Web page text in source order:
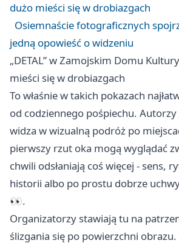
dużo mieści się w drobiazgach
Osiemnaście fotograficznych
jedną opowieść o widzeniu
„DETAL” w Zamojskim Domu
mieści się w drobiazgach
To właśnie w takich pokazach
od codziennego pośpiechu. Autorzy
widza w wizualną podróż po
pierwszy rzut oka mogą wyglądać
chwili odsłaniają coś więcej - sens,
historii albo po prostu dobrze
👀.
Organizatorzy stawiają tu na
ślizgania się po powierzchni